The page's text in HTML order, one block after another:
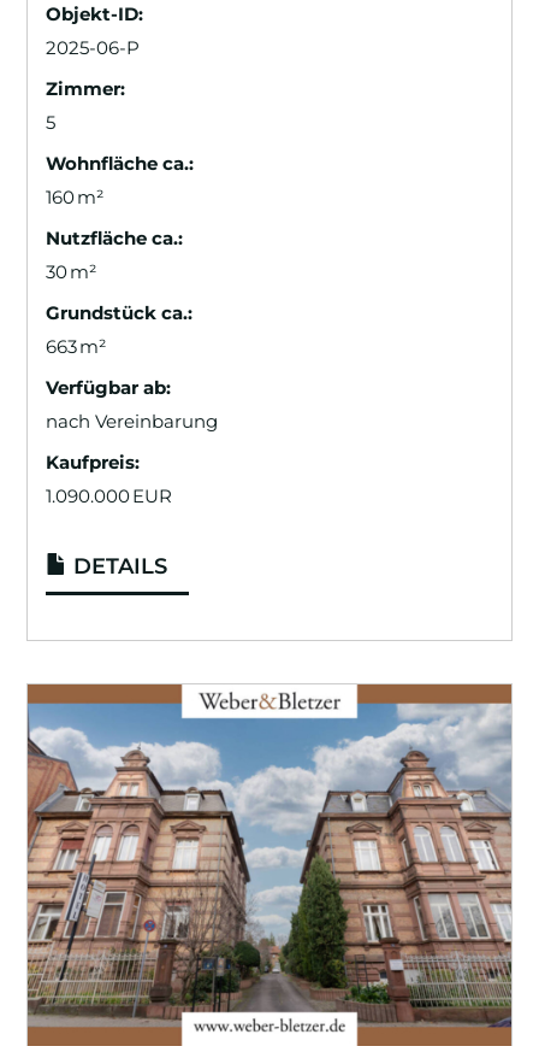
Objekt-ID:
2025-06-P
Zimmer:
5
Wohnfläche ca.:
160 m²
Nutzfläche ca.:
30 m²
Grund­stück ca.:
663 m²
Verfügbar ab:
nach Vereinbarung
Kaufpreis:
1.090.000 EUR
DETAILS